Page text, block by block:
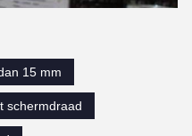
15 mm
schermdraad